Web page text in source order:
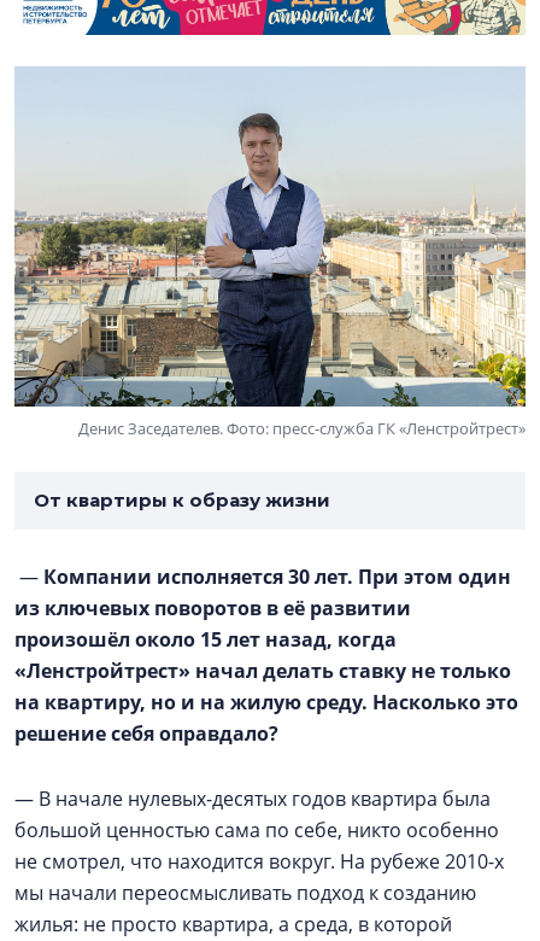
Денис Заседателев. Фото: пресс-служба ГК «Ленстройтрест»
От квартиры к образу жизни
— Компании исполняется 30 лет. При этом один
из ключевых поворотов в её развитии
произошёл около 15 лет назад, когда
«Ленстройтрест» начал делать ставку не только
на квартиру, но и на жилую среду. Насколько это
решение себя оправдало?
— В начале нулевых-десятых годов квартира была
большой ценностью сама по себе, никто особенно
не смотрел, что находится вокруг. На рубеже 2010-х
мы начали переосмысливать подход к созданию
жилья: не просто квартира, а среда, в которой